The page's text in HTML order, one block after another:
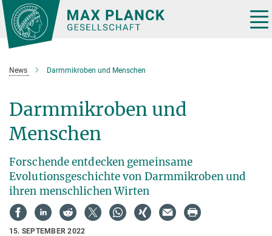
Hauptinhalt
News Darmmikroben und Menschen
Darmmikroben und
Menschen
Forschende entdecken gemeinsame
Evolutionsgeschichte von Darmmikroben und
ihren menschlichen Wirten
15. SEPTEMBER 2022